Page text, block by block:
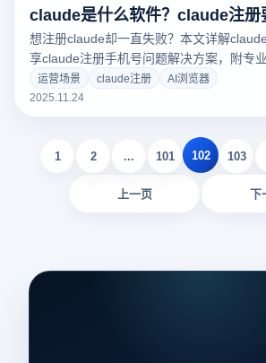
想注册claude却一直失败？本文详解
享claude注册手机号问题解决方案，附专
建方法，助你一次成功！
运营场景 claude注册
AI浏览器
2025.11.24
上一页
1 2 ... 101 102 103
下